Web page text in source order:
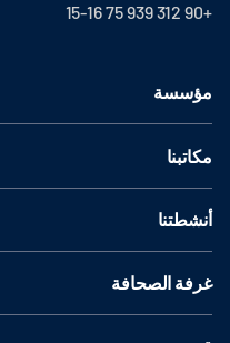
+90 312 939 75 15-16
مؤسسة
مكاتبنا
أنشطتنا
غرفة الصحافة